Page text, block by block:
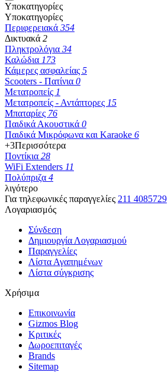
Υποκατηγορίες
Υποκατηγορίες
Περιφερειακά 354
Δικτυακά 2
Πληκτρολόγια 34
Καλώδια 173
Κάμερες ασφαλείας 5
Scooters - Πατίνια 0
Μετατροπείς 1
Μετατροπείς - Αντάπτορες 15
Μπαταρίες 76
Παιδικά Ακουστικά 0
Παιδικά Μικρόφωνα και Karaoke 6
+3Περισσότερα
Ποντίκια 28
WiFi Extenders 11
Πολύπριζα 4
λιγότερο
Για τηλεφωνικές παραγγελίες 211 4085729
Λογαριασμός
Σύνδεση
Δημιουργία Λογαριασμού
Παραγγελίες
Λίστα Αγαπημένων
Λίστα σύγκρισης
Χρήσιμα
Επικοινωνία
Gizmos Blog
Κριτικές
Δωροεπιταγές
Brands
Sitemap